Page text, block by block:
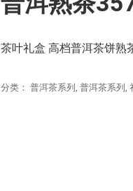
茶叶礼盒 高档普洱茶饼熟
分类： 普洱茶系列 , 普洱茶系列 ,